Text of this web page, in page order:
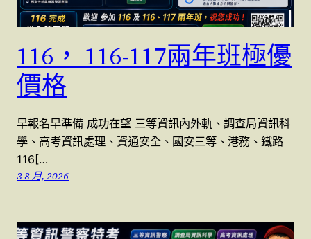
116， 116-117兩年班極優
價格
早報名早準備 成功在望 三等資訊內外軌、調查局資訊科
學、高考資訊處理、資通安全、國安三等、港務、鐵路
116[…
3 8 月, 2026